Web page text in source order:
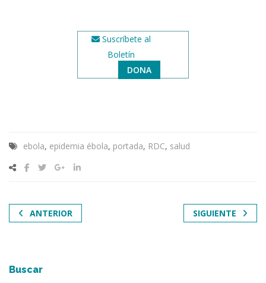
Suscríbete al
Boletín
DONA
ebola, epidemia ébola, portada, RDC, salud
ANTERIOR SIGUIENTE
Buscar